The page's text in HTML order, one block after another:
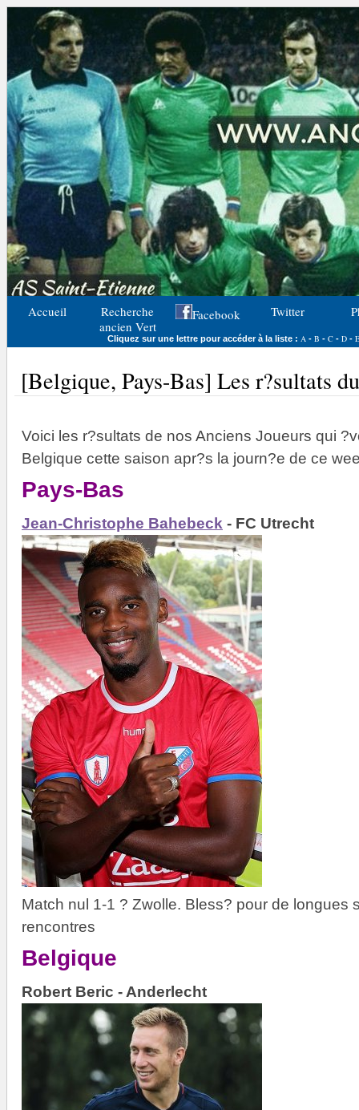
Accueil
Recherche
ancien Vert
Facebook Twitter
Cliquez sur une lettre pour accéder à la liste : A - B - C- D- E
[Belgique, Pays-Bas] Les r?sultats
Voici les r?sultats de nos Anciens Joueurs qui
Belgique cette saison apr?s la journ?e de ce
Pays-Bas
Jean-Christophe Bahebeck - FC Utrecht
Match nul 1-1 ? Zwolle. Bless? pour de longues
rencontres
Belgique
Robert Beric - Anderlecht